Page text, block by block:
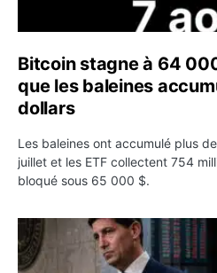
Bitcoin stagne à 64
que les baleines
dollars
Les baleines ont accumulé plus
juillet et les ETF collectent 754
bloqué sous 65 000 $.
Kevin Warsh maintient sa